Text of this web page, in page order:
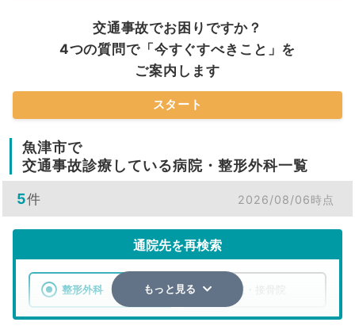
交通事故でお困りですか？
4つの質問で「今すぐすべきこと」を
ご案内します
スタート
魚津市で
交通事故診療している病院・整形外科一覧
5件 2026/08/06時点
通院先を再検索
整形外科 整骨院・接骨院
もっと見る